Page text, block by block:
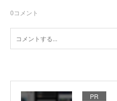
0コメント
PR